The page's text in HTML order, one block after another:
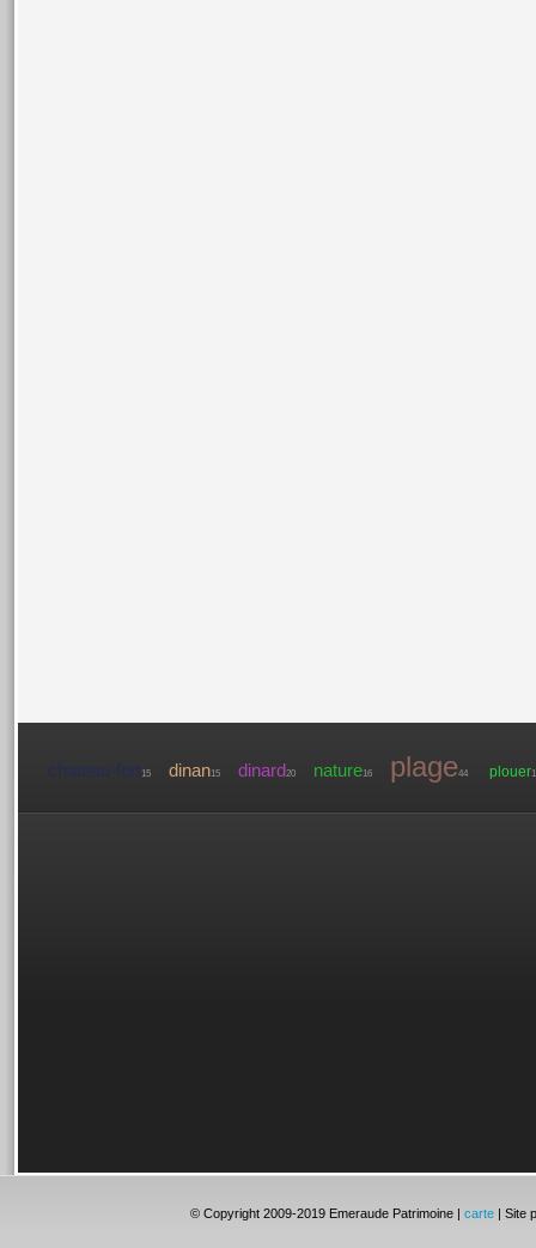
chateau-fort15 dinan15 dinard20 nature16 plage44 plouer
© Copyright 2009-2019 Emeraude Patrimoine |carte | Site